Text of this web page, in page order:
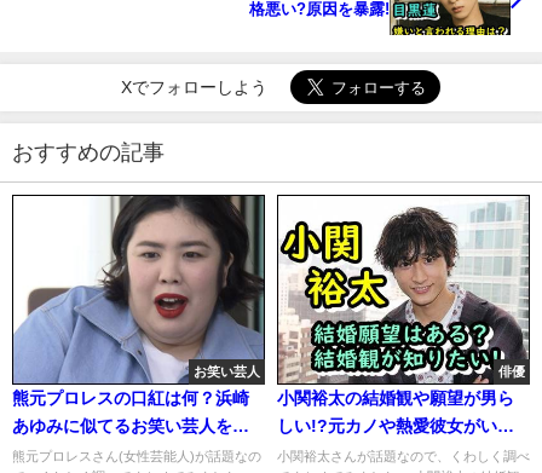
格悪い?原因を暴露!
Xでフォローしよう
おすすめの記事
お笑い芸人
熊元プロレスの口紅は何？浜崎
あゆみに似てるお笑い芸人をま
とめ！
熊元プロレスさん(女性芸能人)が話題なの
俳優
小関裕太の結婚観や願望が男ら
しい!?元カノや熱愛彼女がいる
かも暴露!
小関裕太さんが話題なので、くわしく調べ